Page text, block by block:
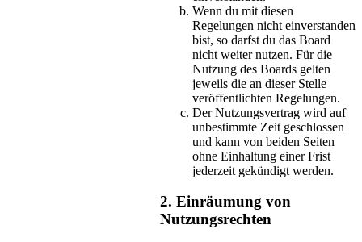
Wenn du mit diesen
Regelungen nicht einverstanden
bist, so darfst du das Board
nicht weiter nutzen. Für die
Nutzung des Boards gelten
jeweils die an dieser Stelle
veröffentlichten Regelungen.
Der Nutzungsvertrag wird auf
unbestimmte Zeit geschlossen
und kann von beiden Seiten
ohne Einhaltung einer Frist
jederzeit gekündigt werden.
2. Einräumung von
Nutzungsrechten